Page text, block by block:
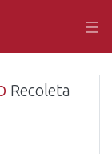
Recoleta